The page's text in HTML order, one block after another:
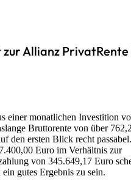
zur Allianz
einer monatlichen Investition
Bruttorente von über
den ersten Blick recht
Euro im Verhältnis zur
von 345.649,17 Euro
gutes Ergebnis zu sein.